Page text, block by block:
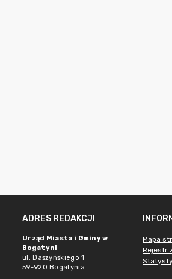
ADRES REDAKCJI
Urząd Miasta i Gminy w
Bogatyni
ul. Daszyńskiego 1
59-920 Bogatynia
Mapa
Rejestr